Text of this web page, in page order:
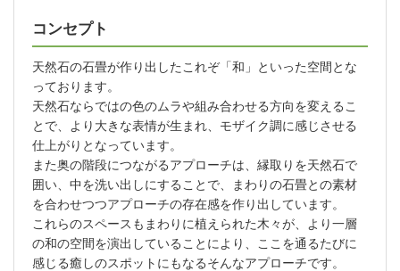
コンセプト
天然石の石畳が作り出したこれぞ「和」といった空間とな
っております。
天然石ならではの色のムラや組み合わせる方向を変えるこ
とで、より大きな表情が生まれ、モザイク調に感じさせる
仕上がりとなっています。
また奥の階段につながるアプローチは、縁取りを天然石で
囲い、中を洗い出しにすることで、まわりの石畳との素材
を合わせつつアプローチの存在感を作り出しています。
これらのスペースもまわりに植えられた木々が、より一層
の和の空間を演出していることにより、ここを通るたびに
感じる癒しのスポットにもなるそんなアプローチです。